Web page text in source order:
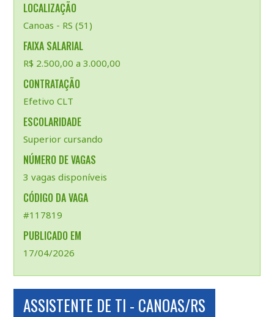
LOCALIZAÇÃO
Canoas - RS (51)
FAIXA SALARIAL
R$ 2.500,00 a 3.000,00
CONTRATAÇÃO
Efetivo CLT
ESCOLARIDADE
Superior cursando
NÚMERO DE VAGAS
3 vagas disponíveis
CÓDIGO DA VAGA
#117819
PUBLICADO EM
17/04/2026
ASSISTENTE DE TI - CANOAS/RS